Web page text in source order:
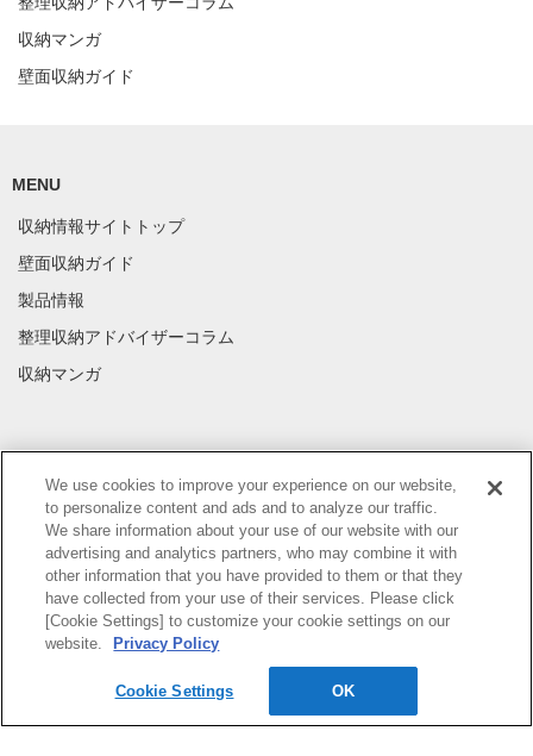
収納マンガ
壁面収納ガイド
MENU
収納情報サイトトップ
壁面収納ガイド
製品情報
整理収納アドバイザーコラム
収納マンガ
INFORMATION
プライバシーポリシー
We use cookies to improve your experience on our website,
to personalize content and ads and to analyze our traffic.
We share information about your use of our website with our
advertising and analytics partners, who may combine it with
other information that you have provided to them or that they
have collected from your use of their services. Please click
[Cookie Settings] to customize your cookie settings on our
website.
Privacy Policy
Cookie Settings OK